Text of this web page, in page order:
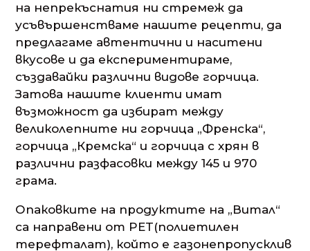
на непрекъснатия ни стремеж да
усъвършенстваме нашите рецепти, да
предлагаме автентични и наситени
вкусове и да експериментираме,
създавайки различни видове горчица.
Затова нашите клиенти имат
възможност да избират между
великолепните ни горчица „Френска“,
горчица „Кремска“ и горчица с хрян в
различни разфасовки между 145 и 970
грама.
Опаковките на продуктите на „Витал“
са направени от PET(полиетилен
терефталат), който е газонепропусклив